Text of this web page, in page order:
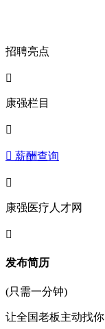
招聘亮点

康强栏目

 薪酬查询

康强医疗人才网

发布简历
(只需一分钟)
让全国老板主动找你